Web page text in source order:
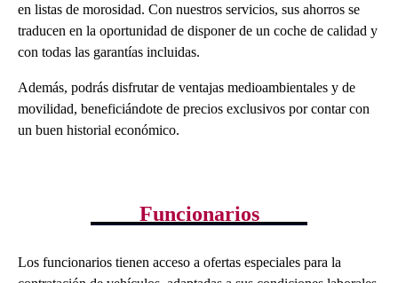
en listas de morosidad. Con nuestros servicios, sus ahorros se
traducen en la oportunidad de disponer de un coche de calidad y
con todas las garantías incluidas.
Además, podrás disfrutar de ventajas medioambientales y de
movilidad, beneficiándote de precios exclusivos por contar con
un buen historial económico.
Funcionarios
Los funcionarios tienen acceso a ofertas especiales para la